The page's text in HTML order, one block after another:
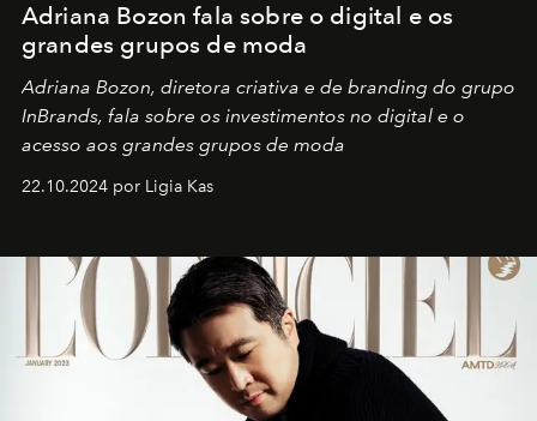
Adriana Bozon fala sobre o digital e os
grandes grupos de moda
Adriana Bozon, diretora criativa e de branding do grupo
InBrands, fala sobre os investimentos no digital e o
acesso aos grandes grupos de moda
22.10.2024 por Ligia Kas